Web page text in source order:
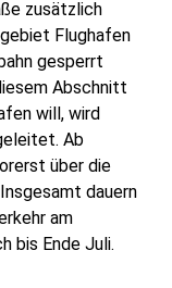
zusätzlich
Flughafen
gesperrt
Abschnitt
will, wird
Ab
über die
dauern
am
bis Ende Juli.